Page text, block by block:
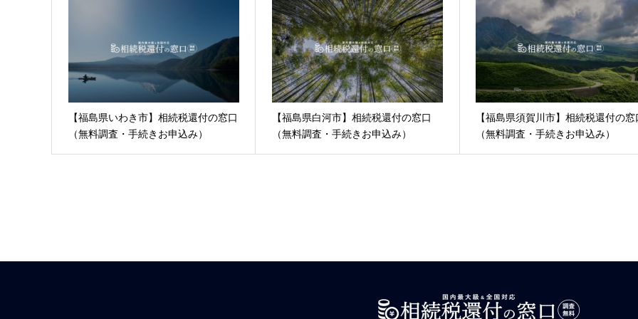
【福島県いわき市】相続税還付の窓口
（無料調査・手続きお申込み）
【福島県白河市】相続税還付の窓口
（無料調査・手続きお申込み）
【福島県須賀川市】相続税還付の窓
（無料調査・手続きお申込み）